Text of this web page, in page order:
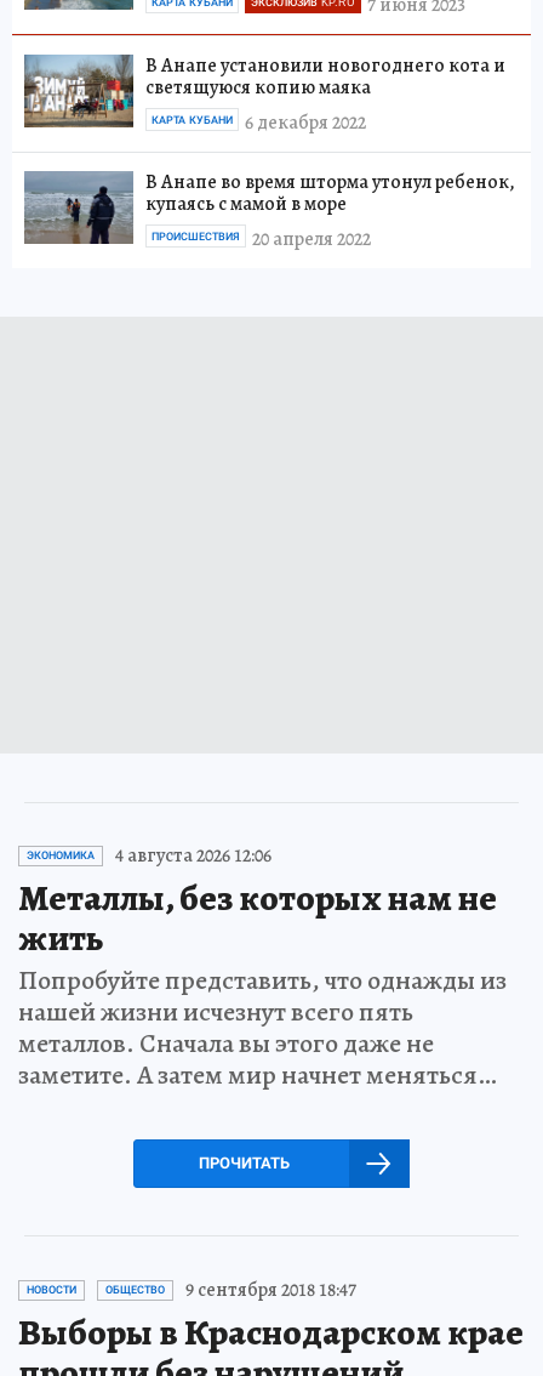
КАРТА КУБАНИ ЭКСКЛЮЗИВ KP.RU
В Анапе установили новогоднего кота и
светящуюся копию маяка
6 декабря 2022
КАРТА КУБАНИ
В Анапе во время шторма утонул ребенок,
купаясь с мамой в море
20 апреля 2022
ПРОИСШЕСТВИЯ
ЭКОНОМИКА 4 августа 2026 12:06
Металлы, без которых нам не
жить
Попробуйте представить, что однажды из
нашей жизни исчезнут всего пять
металлов. Сначала вы этого даже не
заметите. А затем мир начнет меняться…
ПРОЧИТАТЬ
НОВОСТИ ОБЩЕСТВО 9 сентября 2018 18:47
Выборы в Краснодарском крае